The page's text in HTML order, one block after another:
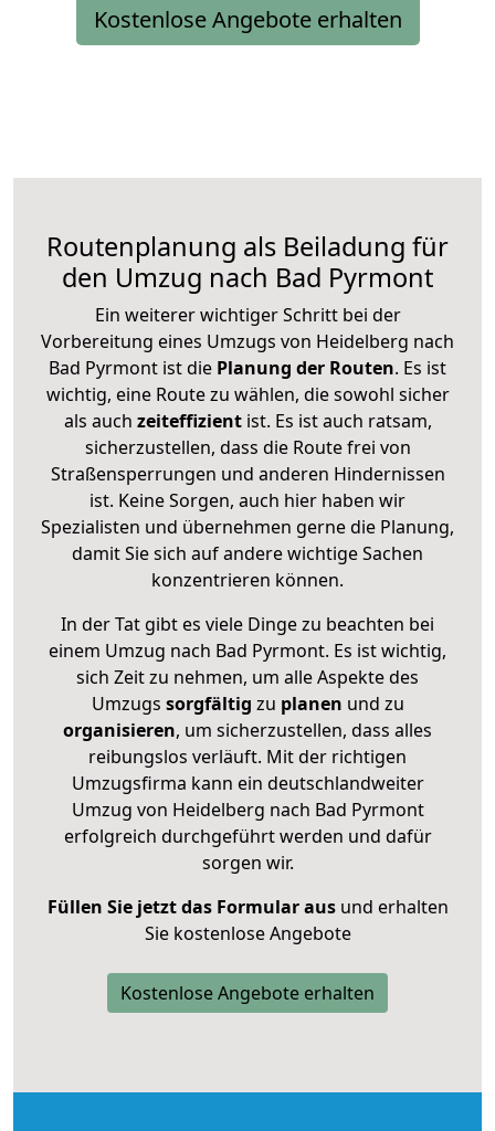
Kostenlose Angebote erhalten
Routenplanung als Beiladung für
den Umzug nach Bad Pyrmont
Ein weiterer wichtiger Schritt bei der
Vorbereitung eines Umzugs von Heidelberg nach
Bad Pyrmont ist die Planung der Routen. Es ist
wichtig, eine Route zu wählen, die sowohl sicher
als auch zeiteffizientist. Es ist auch ratsam,
sicherzustellen, dass die Route frei von
Straßensperrungen und anderen Hindernissen
ist. Keine Sorgen, auch hier haben wir
Spezialisten und übernehmen gerne die Planung,
damit Sie sich auf andere wichtige Sachen
konzentrieren können.
In der Tat gibt es viele Dinge zu beachten bei
einem Umzug nach Bad Pyrmont. Es ist wichtig,
sich Zeit zu nehmen, um alle Aspekte des
Umzugs sorgfältig zu planen und zu
organisieren, um sicherzustellen, dass alles
reibungslos verläuft. Mit der richtigen
Umzugsfirma kann ein deutschlandweiter
Umzug von Heidelberg nach Bad Pyrmont
erfolgreich durchgeführt werden und dafür
sorgen wir.
Füllen Sie jetzt das Formular ausund erhalten
Sie kostenlose Angebote
Kostenlose Angebote erhalten